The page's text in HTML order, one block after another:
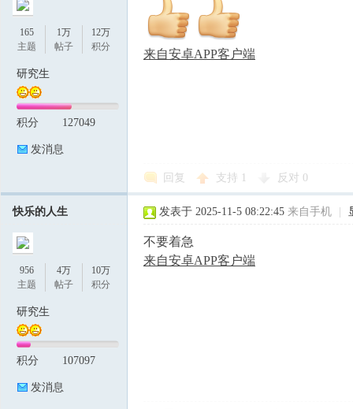
165
主题
1万
帖子
12万
积分
研究生
积分 127049
发消息
来自安卓APP客户端
回复 支持 反对 0
快乐的人生
956
主题
4万
帖子
10万
积分
研究生
积分 107097
发消息
发表于 2025-11-5 08:22:45 来自手机
不要着急
来自安卓APP客户端